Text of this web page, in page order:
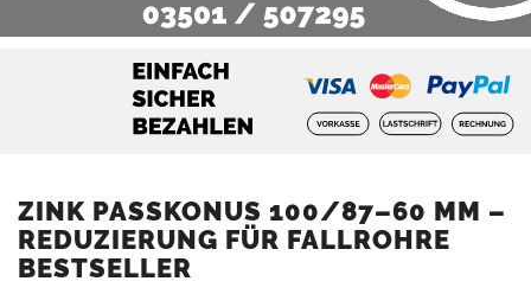
ZINK PASSKONUS 100/87–60 MM –
REDUZIERUNG FÜR FALLROHRE
BESTSELLER